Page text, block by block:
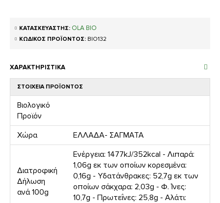
ΚΑΤΑΣΚΕΥΑΣΤΉΣ: OLA BIO
ΚΩΔΙΚΌΣ ΠΡΟΪΌΝΤΟΣ: ΒΙΟ132
ΧΑΡΑΚΤΗΡΙΣΤΙΚΆ
ΣΤΟΙΧΕΙΑ ΠΡΟΪΟΝΤΟΣ
Βιολογικό
Προϊόν
Χώρα
ΕΛΛΑΔΑ- ΣΑΓΜΑΤΑ
Διατροφική
Δήλωση
ανά 100g
Ενέργεια: 1477kJ/352kcal - Λιπαρά:
1,06g εκ των οποίων κορεσμένα:
0,16g - Υδατάνθρακες: 52,7g εκ των
οποίων σάκχαρα: 2,03g - Φ. Ίνες:
10,7g - Πρωτεΐνες: 25,8g - Αλάτι: